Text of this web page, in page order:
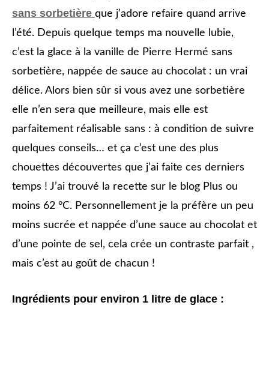
sans sorbetière que j’adore refaire quand arrive
l’été. Depuis quelque temps ma nouvelle lubie,
c’est la glace à la vanille de Pierre Hermé sans
sorbetière, nappée de sauce au chocolat : un vrai
délice. Alors bien sûr si vous avez une sorbetière
elle n’en sera que meilleure, mais elle est
parfaitement réalisable sans : à condition de suivre
quelques conseils… et ça c’est une des plus
chouettes découvertes que j’ai faite ces derniers
temps ! J’ai trouvé la recette sur le blog Plus ou
moins 62 °C. Personnellement je la préfère un peu
moins sucrée et nappée d’une sauce au chocolat et
d’une pointe de sel, cela crée un contraste parfait ,
mais c’est au goût de chacun !
Ingrédients pour environ 1 litre de glace :